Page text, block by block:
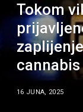
Tokom
cannabis
16 JUNA, 2025